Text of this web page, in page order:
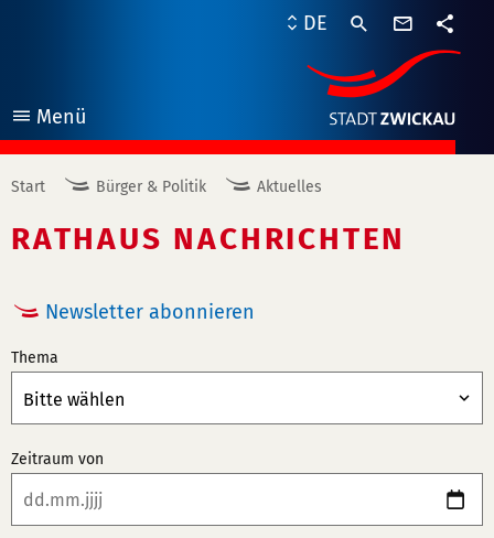
Menü
öffnen
DE
Start Bürger & Politik Aktuelles
RATHAUS NACHRICHTEN
Newsletter abonnieren
Thema
Zeitraum von